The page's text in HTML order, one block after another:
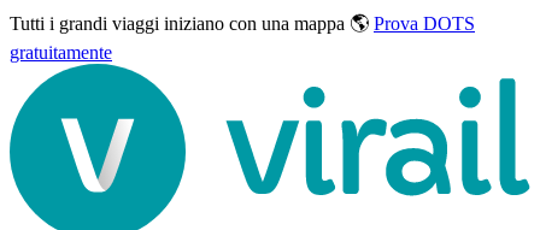
Tutti i grandi viaggi iniziano con una mappa 🌎 Prova DOTS
gratuitamente